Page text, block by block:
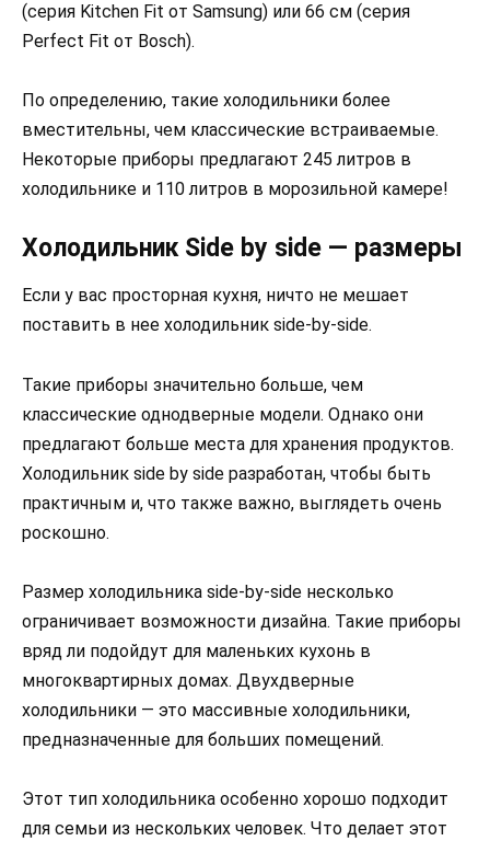
(серия Kitchen Fit от Samsung) или 66 см (серия
Perfect Fit от Bosch).
По определению, такие холодильники более
вместительны, чем классические встраиваемые.
Некоторые приборы предлагают 245 литров в
холодильнике и 110 литров в морозильной камере!
Холодильник Side by side — размеры
Если у вас просторная кухня, ничто не мешает
поставить в нее холодильник side-by-side.
Такие приборы значительно больше, чем
классические однодверные модели. Однако они
предлагают больше места для хранения продуктов.
Холодильник side by side разработан, чтобы быть
практичным и, что также важно, выглядеть очень
роскошно.
Размер холодильника side-by-side несколько
ограничивает возможности дизайна. Такие приборы
вряд ли подойдут для маленьких кухонь в
многоквартирных домах. Двухдверные
холодильники — это массивные холодильники,
предназначенные для больших помещений.
Этот тип холодильника особенно хорошо подходит
для семьи из нескольких человек. Что делает этот